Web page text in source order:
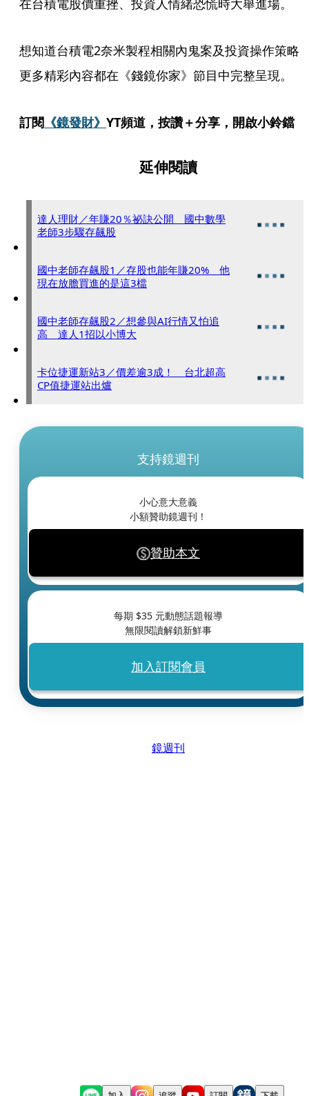
在台積電股價重挫、投資人情緒恐慌時大舉進場。
想知道台積電2奈米製程相關內鬼案及投資操作策略
更多精彩內容都在《錢鏡你家》節目中完整呈現。
訂閱 《鏡發財》 YT頻道，按讚＋分享，開啟小鈴鐺
延伸閱讀
達人理財／年賺20％祕訣公開 國中數學
老師3步驟存飆股
國中老師存飆股1／存股也能年賺20% 他
現在放膽買進的是這3檔
國中老師存飆股2／想參與AI行情又怕追
高 達人1招以小博大
卡位捷運新站3／價差逾3成！ 台北超高
CP值捷運站出爐
支持鏡週刊
小心意大意義
小額贊助鏡週刊！
贊助本文
每期 $35 元動態話題報導
無限閱讀解鎖新鮮事
加入訂閱會員
鏡週刊